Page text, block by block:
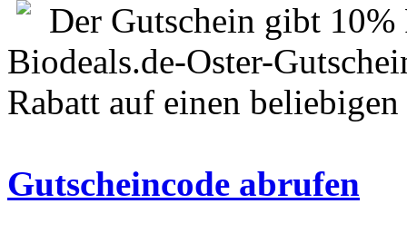
Der Gutschein gibt 10%
Biodeals.de-Oster-
Rabatt auf einen
Gutscheincode abrufen